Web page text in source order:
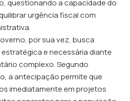
questionando a capacidade do
urgência fiscal com
por sua vez, busca
e necessária diante
complexo. Segundo
a antecipação permite que
imediatamente em projetos